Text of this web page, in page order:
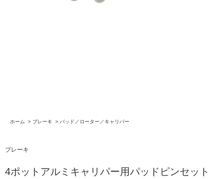
ホーム > ブレーキ > パッド／ローター／キャリパー
ブレーキ
4ポットアルミキャリパー用パッドピンセット